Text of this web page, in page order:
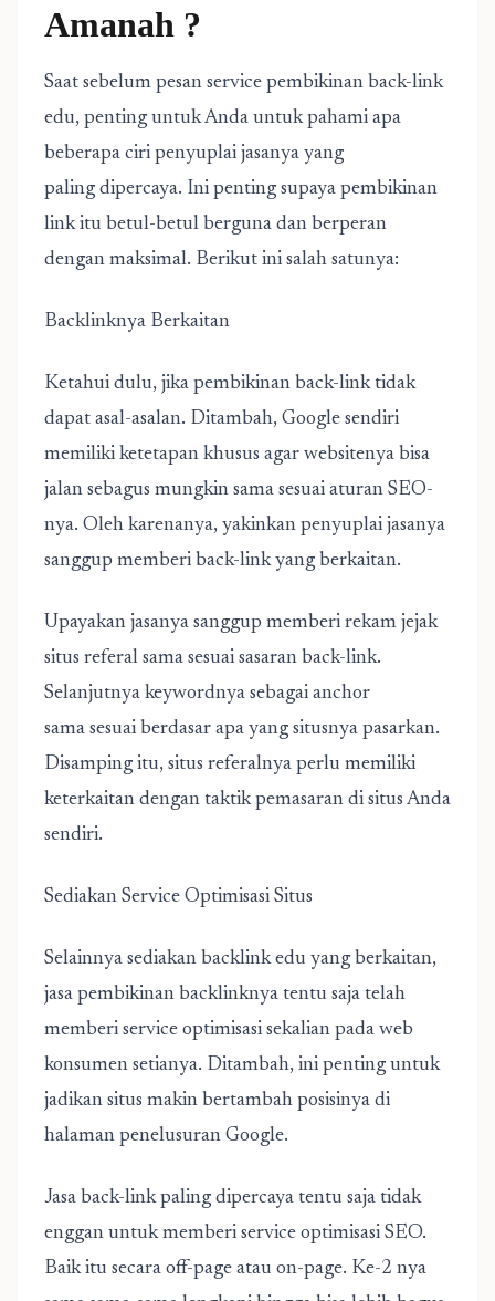
Amanah ?
Saat sebelum pesan service pembikinan back-link
edu, penting untuk Anda untuk pahami apa
beberapa ciri penyuplai jasanya yang
paling dipercaya. Ini penting supaya pembikinan
link itu betul-betul berguna dan berperan
dengan maksimal. Berikut ini salah satunya:
Backlinknya Berkaitan
Ketahui dulu, jika pembikinan back-link tidak
dapat asal-asalan. Ditambah, Google sendiri
memiliki ketetapan khusus agar websitenya bisa
jalan sebagus mungkin sama sesuai aturan SEO-
nya. Oleh karenanya, yakinkan penyuplai jasanya
sanggup memberi back-link yang berkaitan.
Upayakan jasanya sanggup memberi rekam jejak
situs referal sama sesuai sasaran back-link.
Selanjutnya keywordnya sebagai anchor
sama sesuai berdasar apa yang situsnya pasarkan.
Disamping itu, situs referalnya perlu memiliki
keterkaitan dengan taktik pemasaran di situs Anda
sendiri.
Sediakan Service Optimisasi Situs
Selainnya sediakan backlink edu yang berkaitan,
jasa pembikinan backlinknya tentu saja telah
memberi service optimisasi sekalian pada web
konsumen setianya. Ditambah, ini penting untuk
jadikan situs makin bertambah posisinya di
halaman penelusuran Google.
Jasa back-link paling dipercaya tentu saja tidak
enggan untuk memberi service optimisasi SEO.
Baik itu secara off-page atau on-page. Ke-2 nya